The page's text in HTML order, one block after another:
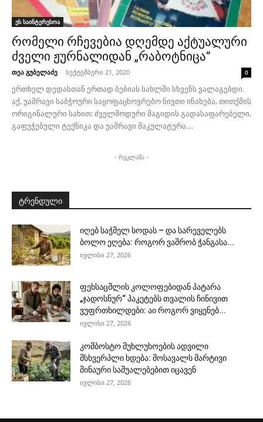
ეს საინტერესოა
რომელი რჩევებია დღემდე აქტუალური
ძველი ჟურნალიდან „რაბოტნიცა“
თეა გუბელაძე - სექტემბერი 21, 2020 0
ერთხელ დედასთან ერთად ბებიას სახლში სხვენს ვალაგებდი.
აქ, უამრავი საბჭოური საყოფაცხოვრებო ნივთი ინახება, თითქმის
ორიგინალური სახით: ძველმოდური მაგიდის გადასაფარებელი,
გაფუჭებული ტექნიკა და უამრავი მაკულატურა....
- რეკლამა -
ტრენდული
იღებ საჭმელ სოდას – და სარეველებს
ბოლო ეღება: როგორ ვაშრობ ჭანგასა...
ივლისი 27, 2026
ფეხსაცმლის კოლოფებიდან პატარა
„ჯადოსნურ“ პაკეტებს თვალის ჩინივით
ვუფრთხილდები: აი როგორ ვიყენებ...
ივლისი 27, 2026
კომბოსტო მუხლუხოების ადვილი
მსხვერპლი ხდება: მოსავალს მარტივი
შინაური საშუალებებით იცავენ
ივლისი 27, 2026